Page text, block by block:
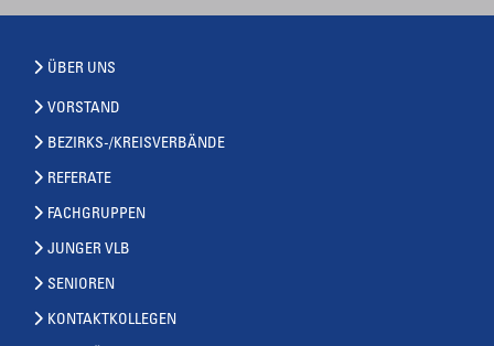
ÜBER UNS
VORSTAND
BEZIRKS-/KREISVERBÄNDE
REFERATE
FACHGRUPPEN
JUNGER VLB
SENIOREN
KONTAKTKOLLEGEN